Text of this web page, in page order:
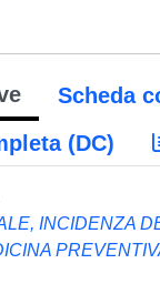
Scheda
(DC)
INCIDENZA